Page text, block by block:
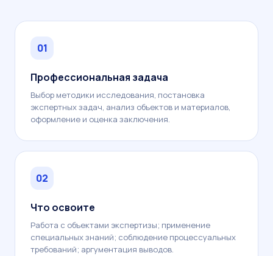
01
Профессиональная задача
Выбор методики исследования, постановка
экспертных задач, анализ объектов и материалов,
оформление и оценка заключения.
02
Что освоите
Работа с объектами экспертизы; применение
специальных знаний; соблюдение процессуальных
требований; аргументация выводов.